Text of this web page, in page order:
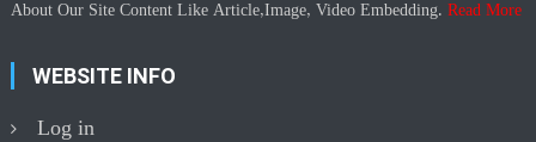
About Our Site Content Like Article,Image, Video Embedding.Read More
WEBSITE INFO
Log in